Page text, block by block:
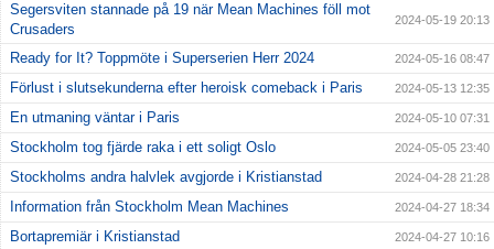
Segersviten stannade på 19 när Mean Machines föll mot
Crusaders
2024-05-19 20:13
Ready for It? Toppmöte i Superserien Herr 2024 2024-05-16 08:47
Förlust i slutsekunderna efter heroisk comeback i Paris 2024-05-13 12:35
En utmaning väntar i Paris 2024-05-10 07:31
Stockholm tog fjärde raka i ett soligt Oslo 2024-05-05 23:40
Stockholms andra halvlek avgjorde i Kristianstad 2024-04-28 21:28
Information från Stockholm Mean Machines 2024-04-27 18:34
Bortapremiär i Kristianstad 2024-04-27 10:16